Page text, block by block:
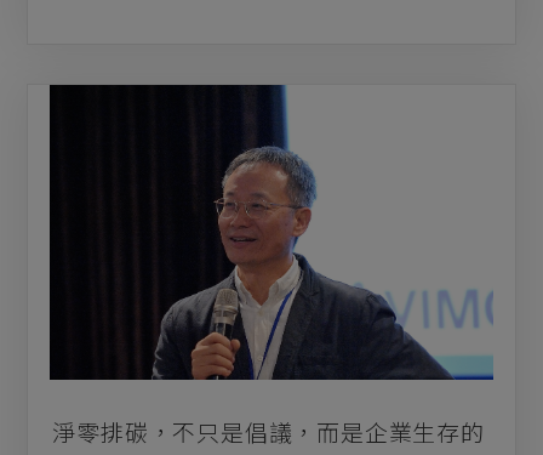
淨零排碳，不只是倡議，而是企業生存的